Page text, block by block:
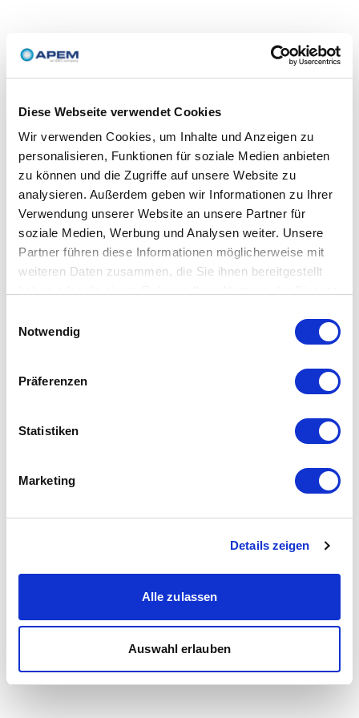
Diese Webseite verwendet Cookies
Wir verwenden Cookies, um Inhalte und Anzeigen zu
personalisieren, Funktionen für soziale Medien anbieten
zu können und die Zugriffe auf unsere Website zu
analysieren. Außerdem geben wir Informationen zu Ihrer
Verwendung unserer Website an unsere Partner für
soziale Medien, Werbung und Analysen weiter. Unsere
Partner führen diese Informationen möglicherweise mit
weiteren Daten zusammen, die Sie ihnen bereitgestellt
Notwendig
Präferenzen
Statistiken
Marketing
Details zeigen
Alle zulassen
Auswahl erlauben